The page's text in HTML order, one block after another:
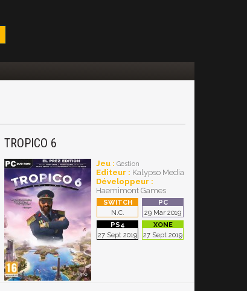
TROPICO 6
Jeu : Gestion
Editeur : Kalypso Media
Développeur :
Haemimont Games
N.C. 29 Mar 2019
27 Sept 2019 27 Sept 2019